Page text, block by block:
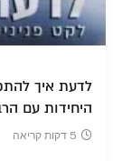
לדעת איך
היחידות עם
5 דקות קריאה